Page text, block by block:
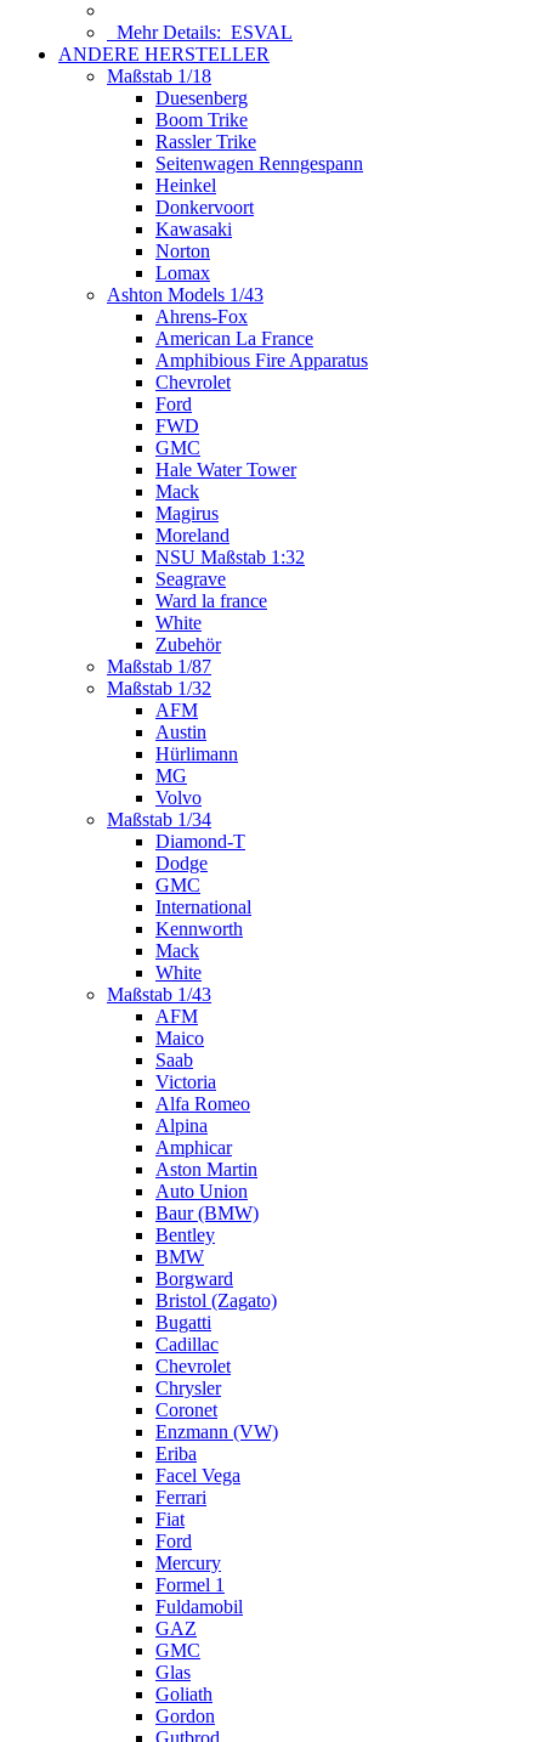
Mehr Details: ESVAL
ANDERE HERSTELLER
Maßstab 1/18
Duesenberg
Boom Trike
Rassler Trike
Seitenwagen Renngespann
Heinkel
Donkervoort
Kawasaki
Norton
Lomax
Ashton Models 1/43
Ahrens-Fox
American La France
Amphibious Fire Apparatus
Chevrolet
Ford
FWD
GMC
Hale Water Tower
Mack
Magirus
Moreland
NSU Maßstab 1:32
Seagrave
Ward la france
White
Zubehör
Maßstab 1/87
Maßstab 1/32
AFM
Austin
Hürlimann
MG
Volvo
Maßstab 1/34
Diamond-T
Dodge
GMC
International
Kennworth
Mack
White
Maßstab 1/43
AFM
Maico
Saab
Victoria
Alfa Romeo
Alpina
Amphicar
Aston Martin
Auto Union
Baur (BMW)
Bentley
BMW
Borgward
Bristol (Zagato)
Bugatti
Cadillac
Chevrolet
Chrysler
Coronet
Enzmann (VW)
Eriba
Facel Vega
Ferrari
Fiat
Ford
Mercury
Formel 1
Fuldamobil
GAZ
GMC
Glas
Goliath
Gordon
Gutbrod